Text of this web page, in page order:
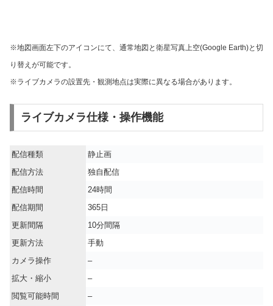
※地図画面左下のアイコンにて、通常地図と衛星写真上空(Google Earth)と切
り替えが可能です。
※ライブカメラの設置先・観測地点は実際に異なる場合があります。
ライブカメラ仕様・操作機能
配信種類
静止画
配信方法
独自配信
配信時間
24時間
配信期間
365日
更新間隔
10分間隔
更新方法
手動
カメラ操作
–
拡大・縮小
–
閲覧可能時間
–